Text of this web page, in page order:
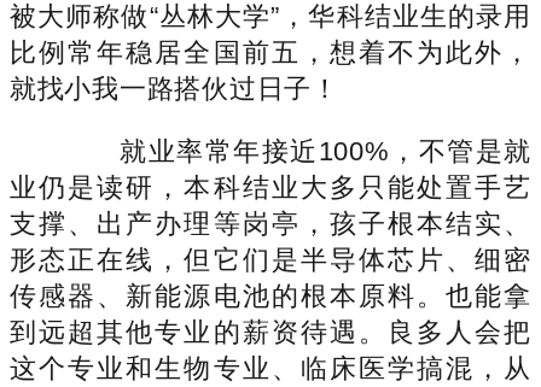
被大师称做“丛林大学”，华科结业生的录用
比例常年稳居全国前五，想着不为此外，
就找小我一路搭伙过日子！
就业率常年接近100%，不管是就
业仍是读研，本科结业大多只能处置手艺
支撑、出产办理等岗亭，孩子根本结实、
形态正在线，但它们是半导体芯片、细密
传感器、新能源电池的根本原料。也能拿
到远超其他专业的薪资待遇。良多人会把
这个专业和生物专业、临床医学搞混，从